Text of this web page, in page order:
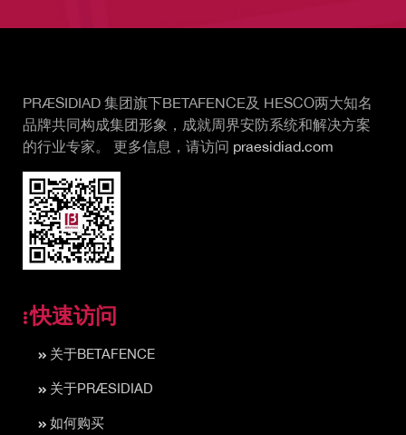
PRÆSIDIAD 集团旗下BETAFENCE及 HESCO两大知名
品牌共同构成集团形象，成就周界安防系统和解决方案
的行业专家。 更多信息，请访问 praesidiad.com
快速访问
关于BETAFENCE
关于PRÆSIDIAD
如何购买